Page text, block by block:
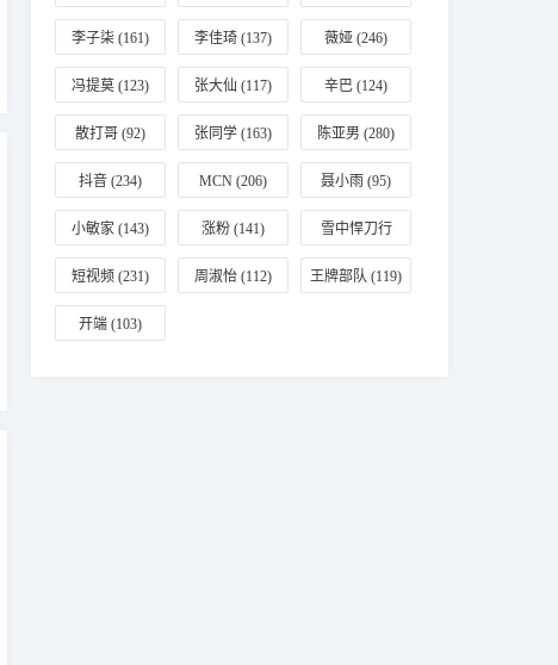
李子柒 (161) 李佳琦 (137) 薇娅 (246)
冯提莫 (123) 张大仙 (117) 辛巴 (124)
散打哥 (92) 张同学 (163) 陈亚男 (280)
抖音 (234) MCN (206) 聂小雨 (95)
小敏家 (143) 涨粉 (141) 雪中悍刀行
(196)
短视频 (231) 周淑怡 (112) 王牌部队 (119)
开端 (103)